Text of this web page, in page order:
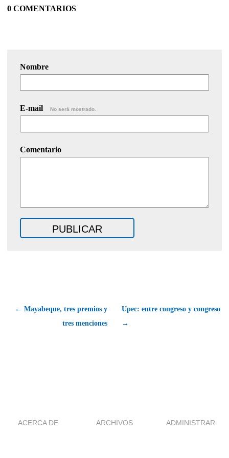
0 COMENTARIOS
Nombre
E-mail No será mostrado.
Comentario
← Mayabeque, tres premios y
tres menciones
Upec: entre congreso y congreso
→
ACERCA DE ARCHIVOS ADMINISTRAR